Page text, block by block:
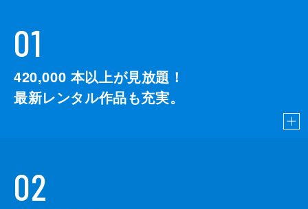
01
420,000 本以上が見放題！
最新レンタル作品も充実。
02